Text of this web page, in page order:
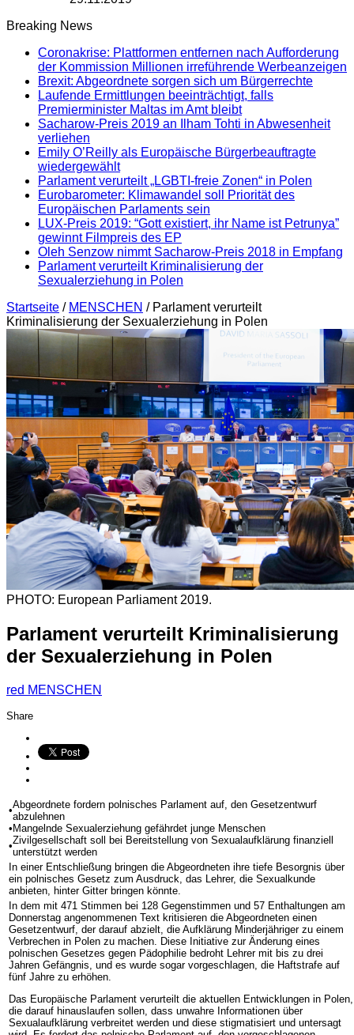
Breaking News
Coronakrise: Plattformen entfernen nach Aufforderung
der Kommission Millionen irreführende Werbeanzeigen
Brexit: Abgeordnete sorgen sich um Bürgerrechte
Laufende Ermittlungen beeinträchtigt, falls
Premierminister Maltas im Amt bleibt
Sacharow-Preis 2019 an Ilham Tohti in Abwesenheit
verliehen
Emily O’Reilly als Europäische Bürgerbeauftragte
wiedergewählt
Parlament verurteilt „LGBTI-freie Zonen“ in Polen
Eurobarometer: Klimawandel soll Priorität des
Europäischen Parlaments sein
LUX-Preis 2019: “Gott existiert, ihr Name ist Petrunya”
gewinnt Filmpreis des EP
Oleh Senzow nimmt Sacharow-Preis 2018 in Empfang
Parlament verurteilt Kriminalisierung der
Sexualerziehung in Polen
Startseite / MENSCHEN / Parlament verurteilt
Kriminalisierung der Sexualerziehung in Polen
PHOTO: European Parliament 2019.
Parlament verurteilt Kriminalisierung
der Sexualerziehung in Polen
red MENSCHEN
Share
•Abgeordnete fordern polnisches Parlament auf, den Gesetzentwurf
abzulehnen
• Mangelnde Sexualerziehung gefährdet junge Menschen
•Zivilgesellschaft soll bei Bereitstellung von Sexualaufklärung finanziell
unterstützt werden
In einer Entschließung bringen die Abgeordneten ihre tiefe Besorgnis über
ein polnisches Gesetz zum Ausdruck, das Lehrer, die Sexualkunde
anbieten, hinter Gitter bringen könnte.
In dem mit 471 Stimmen bei 128 Gegenstimmen und 57 Enthaltungen am
Donnerstag angenommenen Text kritisieren die Abgeordneten einen
Gesetzentwurf, der darauf abzielt, die Aufklärung Minderjähriger zu einem
Verbrechen in Polen zu machen. Diese Initiative zur Änderung eines
polnischen Gesetzes gegen Pädophilie bedroht Lehrer mit bis zu drei
Jahren Gefängnis, und es wurde sogar vorgeschlagen, die Haftstrafe auf
fünf Jahre zu erhöhen.
Das Europäische Parlament verurteilt die aktuellen Entwicklungen in Polen,
die darauf hinauslaufen sollen, dass unwahre Informationen über
Sexualaufklärung verbreitet werden und diese stigmatisiert und untersagt